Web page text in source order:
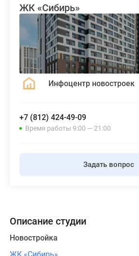
ЖК «Сибирь»
Инфоцентр новостроек
+7 (812) 424-49-09
Время работы 9:00 — 21:00
Задать вопрос
Описание студии
Новостройка